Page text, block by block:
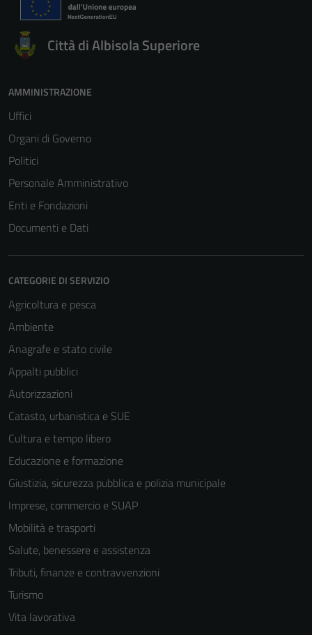
Città di Albisola Superiore
AMMINISTRAZIONE
Uffici
Organi di Governo
Politici
Personale Amministrativo
Enti e Fondazioni
Documenti e Dati
CATEGORIE DI SERVIZIO
Agricoltura e pesca
Ambiente
Anagrafe e stato civile
Appalti pubblici
Autorizzazioni
Catasto, urbanistica e SUE
Cultura e tempo libero
Educazione e formazione
Giustizia, sicurezza pubblica e polizia municipale
Imprese, commercio e SUAP
Mobilità e trasporti
Salute, benessere e assistenza
Tributi, finanze e contravvenzioni
Turismo
Vita lavorativa
possono